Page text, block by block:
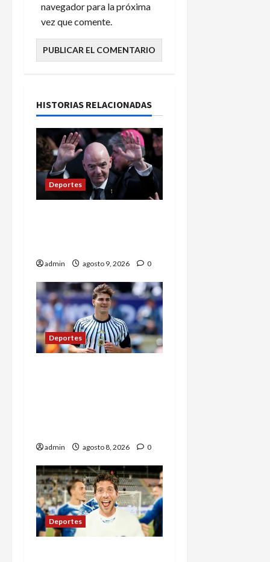
navegador para la próxima
vez que comente.
HISTORIAS RELACIONADAS
Deportes
admin agosto 9, 2026 0
Deportes
admin agosto 8, 2026 0
Deportes